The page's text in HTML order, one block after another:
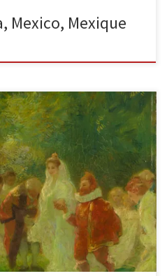
Mexico, Mexique
1854 et 1908, huile sur toile, H.
[…]